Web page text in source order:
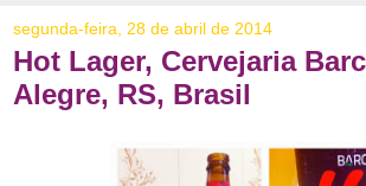
segunda-feira, 28 de abril de 2014
Hot Lager, Cervejaria
Alegre, RS, Brasil